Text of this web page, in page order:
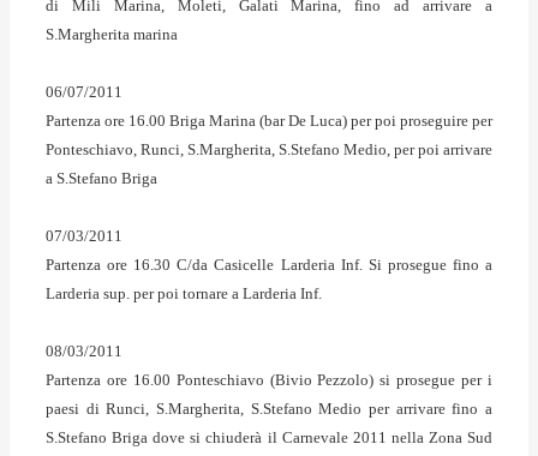
di Mili Marina, Moleti, Galati Marina, fino ad arrivare a
S.Margherita marina
06/07/2011
Partenza ore 16.00 Briga Marina (bar De Luca) per poi proseguire per
Ponteschiavo, Runci, S.Margherita, S.Stefano Medio, per poi arrivare
a S.Stefano Briga
07/03/2011
Partenza ore 16.30 C/da Casicelle Larderia Inf. Si prosegue fino a
Larderia sup. per poi tornare a Larderia Inf.
08/03/2011
Partenza ore 16.00 Ponteschiavo (Bivio Pezzolo) si prosegue per i
paesi di Runci, S.Margherita, S.Stefano Medio per arrivare fino a
S.Stefano Briga dove si chiuderà il Carnevale 2011 nella Zona Sud